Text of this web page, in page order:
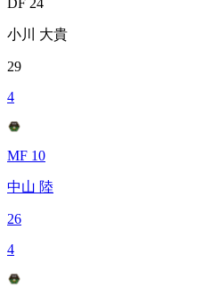
DF 24
小川 大貴
29
4
MF 10
中山 陸
26
4